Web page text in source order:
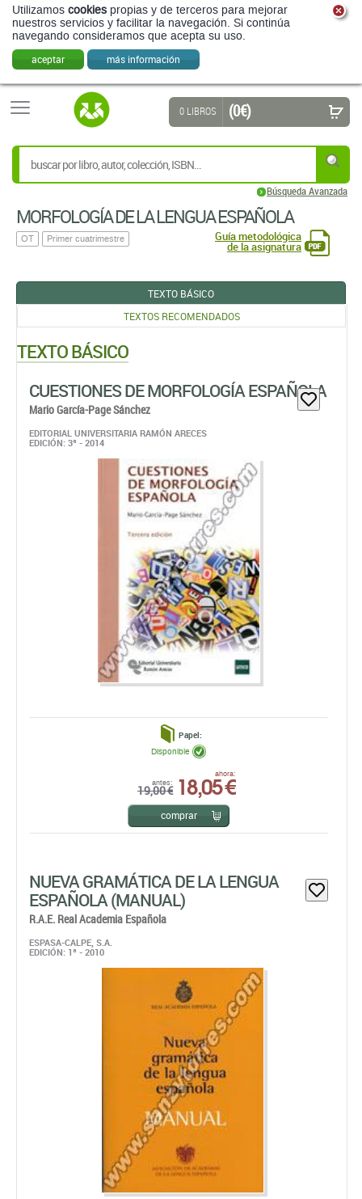
Utilizamos cookies propias y de terceros para mejorar
nuestros servicios y facilitar la navegación. Si continúa
navegando consideramos que acepta su uso.
aceptar más información
Búsqueda Avanzada
0 LIBROS (0 €)
MORFOLOGÍ­A DE LA LENGUA ESPAÑOLA
OT Primer cuatrimestre Guía metodológica
de la asignatura
TEXTO BÁSICO
TEXTOS RECOMENDADOS
TEXTO BÁSICO
CUESTIONES DE MORFOLOGÍA ESPAÑOLA
Mario García-Page Sánchez
EDITORIAL UNIVERSITARIA RAMÓN ARECES
EDICIÓN: 3ª - 2014
Papel:
antes:
19,00 €
ahora:
18,05 €
Disponible
comprar
NUEVA GRAMÁTICA DE LA LENGUA
ESPAÑOLA (MANUAL)
R.A.E. Real Academia Española
ESPASA-CALPE, S.A.
EDICIÓN: 1ª - 2010